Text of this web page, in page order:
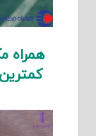
همراه